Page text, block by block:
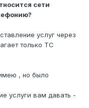
сети
услуг через
только ТС
, но было
услуги вам давать -